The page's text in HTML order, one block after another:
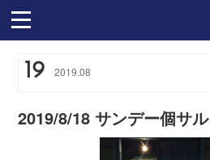
19 2019.08
2019/8/18 サンデー個サル